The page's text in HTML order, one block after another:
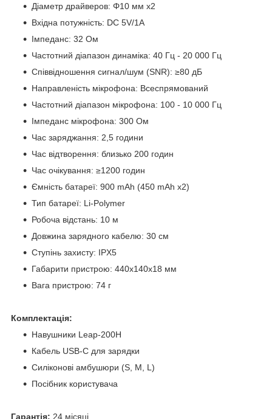
Діаметр драйверов: Φ10 мм х2
Вхідна потужність: DC 5V/1A
Імпеданс: 32 Ом
Частотний діапазон динаміка: 40 Гц - 20 000 Гц
Співвідношення сигнал/шум (SNR): ≥80 дБ
Направленість мікрофона: Всеспрямований
Частотний діапазон мікрофона: 100 - 10 000 Гц
Імпеданс мікрофона: 300 Ом
Час заряджання: 2,5 години
Час відтворення: близько 200 годин
Час очікування: ≥1200 годин
Ємність батареї: 900 mAh (450 mAh x2)
Тип батареї: Li-Polymer
Робоча відстань: 10 м
Довжина зарядного кабелю: 30 см
Ступінь захисту: IPX5
Габарити пристрою: 440х140х18 мм
Вага пристрою: 74 г
Комплектація:
Навушники Leap-200H
Кабель USB-C для зарядки
Силіконові амбушюри (S, M, L)
Посібник користувача
Гарантія: 24 місяці